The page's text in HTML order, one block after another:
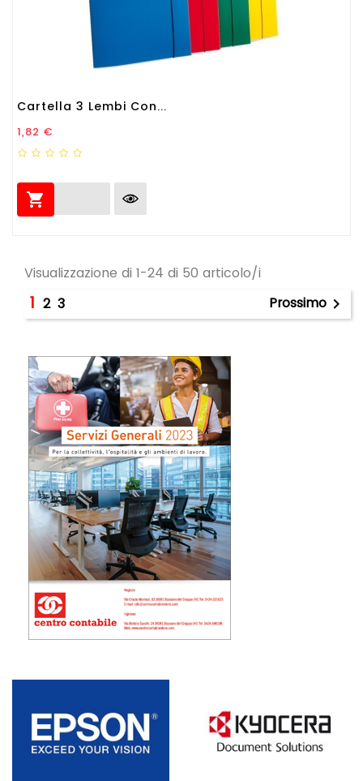
Cartella 3 Lembi Con...
Prezzo
1,82 €

Visualizzazione di 1-24 di 50 articolo/i
1 2 3 Prossimo 